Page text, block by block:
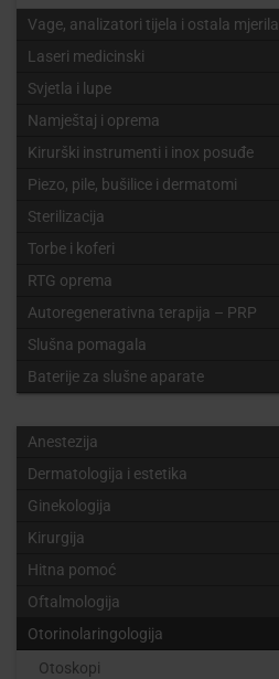
Vage, analizatori tijela i ostala mjerila
Laseri medicinski
Svjetla i lupe
Namještaj i oprema
Kirurški instrumenti i inox posuđe
Piezo, pile, bušilice i dermatomi
Sterilizacija
Torbe i koferi
RTG oprema
Autoregenerativna terapija – PRP
Slušna pomagala
Baterije za slušne aparate
Anestezija
Dermatologija i estetika
Ginekologija
Kirurgija
Hitna pomoć
Oftalmologija
Otorinolaringologija
Otoskopi